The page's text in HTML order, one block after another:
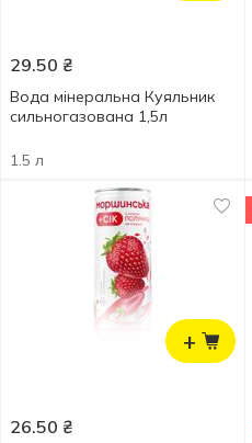
29.50 ₴
Вода мінеральна Куяльник
сильногазована 1,5л
1.5 л
+
26.50 ₴